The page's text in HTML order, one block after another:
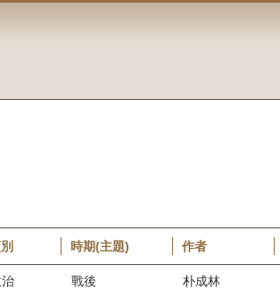
時期(主題) 作者
戰後 朴成林